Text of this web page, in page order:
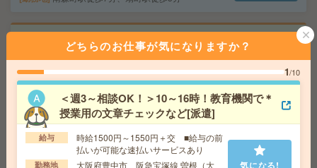
【16:45退社】穏やか環境が魅力！人気の学校法人で事務
のお仕事[派遣]
給 与 時給1400円
交通費 全額支給
勤務地
西宮北口駅徒歩8分 ※飲食店や買い物スポッ
トが集まる人気エリア
気になる!
【扶養内OK！週3日×4時間】高時給1700円！経験活かせ
どちらのお仕事が気になりますか？
1/10
＜週3～相談OK！＞10～16時！教育機関で＊
授業用の文章チェックなど[派遣]
給与
時給1500円～1550円＋交 ■給与の前
払いが可能な速払いサービスあり
勤務地
大阪府豊中市 阪急宝塚線 曽根（大
気になる!